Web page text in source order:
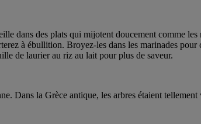
dans des plats qui mijotent doucement comme
à ébullition. Broyez-les dans les marinades
de laurier au riz au lait pour plus de saveur.
Dans la Grèce antique, les arbres étaient tellement